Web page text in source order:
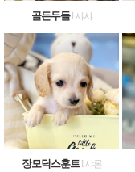
골든두들l 샤샤
장모닥스훈트l 샤론